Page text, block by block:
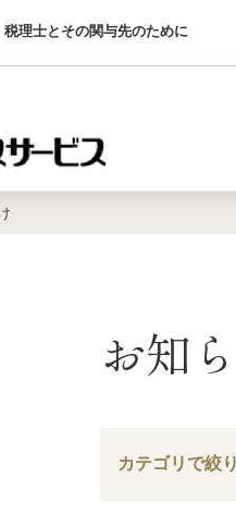
税理士とその関与先のために
お知
カテゴリで絞